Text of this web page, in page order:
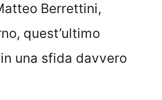
Berrettini,
quest’ultimo
una sfida davvero